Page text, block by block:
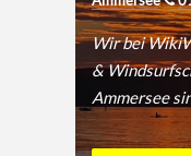
Wir bei
&
Ammersee